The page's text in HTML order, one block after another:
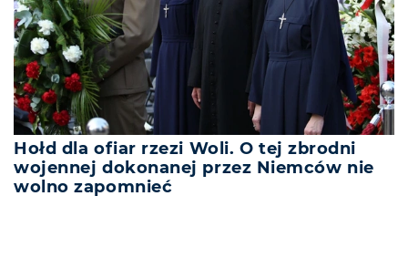
Hołd dla ofiar rzezi Woli. O tej zbrodni
wojennej dokonanej przez Niemców nie
wolno zapomnieć